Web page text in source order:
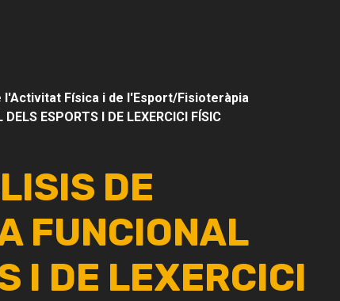
l'Activitat Física i de l'Esport/Fisioteràpia
ESPORTS I DE LEXERCICI FÍSIC
DE
FUNCIONAL
I DE LEXERCICI